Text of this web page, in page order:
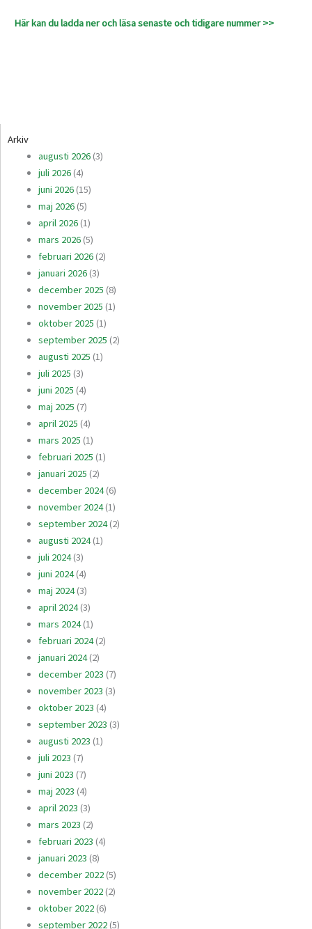
Här kan du ladda ner och läsa senaste och tidigare nummer >>
Arkiv
augusti 2026(3)
juli 2026(4)
juni 2026(15)
maj 2026(5)
april 2026(1)
mars 2026(5)
februari 2026(2)
januari 2026(3)
december 2025 (8)
november 2025 (1)
oktober 2025 (1)
september 2025 (2)
augusti 2025 (1)
juli 2025 (3)
juni 2025 (4)
maj 2025 (7)
april 2025 (4)
mars 2025 (1)
februari 2025 (1)
januari 2025 (2)
december 2024(6)
november 2024(1)
september 2024(2)
augusti 2024(1)
juli 2024(3)
juni 2024(4)
maj 2024(3)
april 2024(3)
mars 2024(1)
februari 2024(2)
januari 2024(2)
december 2023 (7)
november 2023 (3)
oktober 2023 (4)
september 2023 (3)
augusti 2023 (1)
juli 2023 (7)
juni 2023 (7)
maj 2023 (4)
april 2023 (3)
mars 2023 (2)
februari 2023 (4)
januari 2023 (8)
december 2022(5)
november 2022(2)
oktober 2022(6)
september 2022(5)